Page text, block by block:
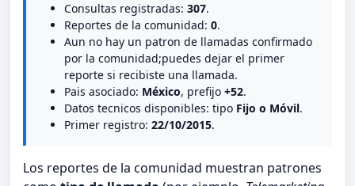
Consultas registradas: 307.
Reportes de la comunidad: 0.
Aun no hay un patron de llamadas confirmado
por la comunidad;puedes dejar el primer
reporte si recibiste una llamada.
Pais asociado: México, prefijo +52.
Datos tecnicos disponibles: tipo Fijo o Móvil.
Primer registro: 22/10/2015.
Los reportes de la comunidad muestran patrones